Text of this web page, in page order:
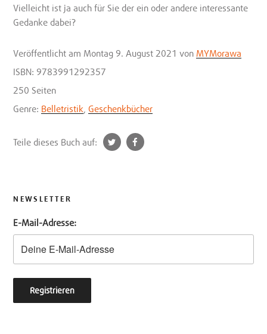
Vielleicht ist ja auch für Sie der ein oder andere interessante
Gedanke dabei?
Veröffentlicht am Montag 9. August 2021 von MYMorawa
ISBN: 9783991292357
250 Seiten
Genre: Belletristik ,Geschenkbücher
Teile dieses Buch auf:
t
NEWSLETTER
E-Mail-Adresse: